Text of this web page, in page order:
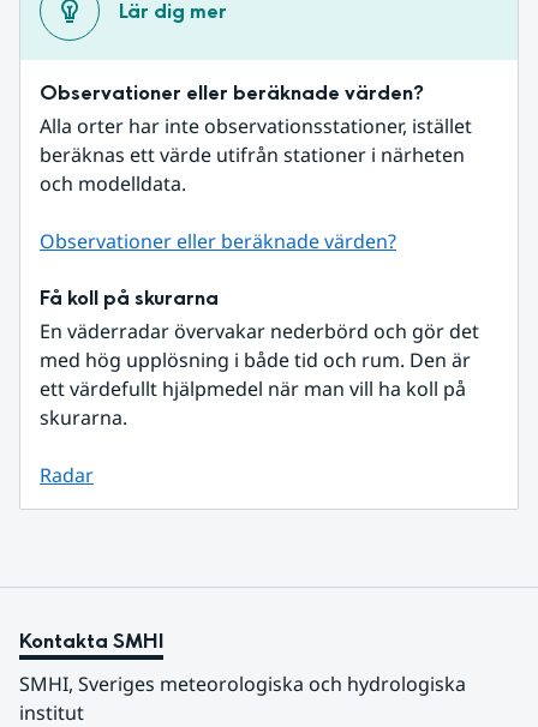
Lär dig mer
Observationer eller beräknade värden?
Alla orter har inte observationsstationer, istället
beräknas ett värde utifrån stationer i närheten
och modelldata.
Observationer eller beräknade värden?
Få koll på skurarna
En väderradar övervakar nederbörd och gör det
med hög upplösning i både tid och rum. Den är
ett värdefullt hjälpmedel när man vill ha koll på
skurarna.
Radar
Kontakta SMHI
SMHI, Sveriges meteorologiska och hydrologiska
institut